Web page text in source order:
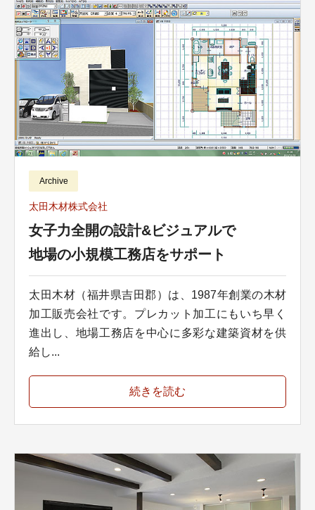
Archive
太田木材株式会社
女子力全開の設計&ビジュアルで
地場の小規模工務店をサポート
太田木材（福井県吉田郡）は、1987年創業の木材
加工販売会社です。プレカット加工にもいち早く
進出し、地場工務店を中心に多彩な建築資材を供
給し...
続きを読む